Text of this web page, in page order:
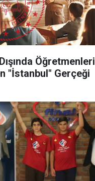
Öğretmenleri
"İstanbul" Gerçeği